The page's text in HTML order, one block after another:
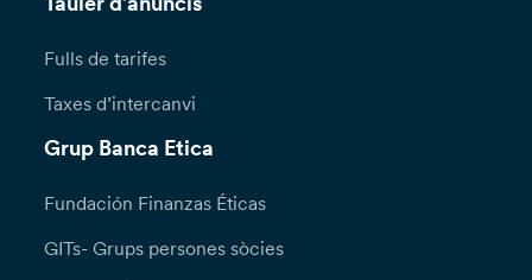
Fulls de tarifes
Taxes d’intercanvi
Grup Banca Etica
Fundación Finanzas Éticas
GITs- Grups persones sòcies